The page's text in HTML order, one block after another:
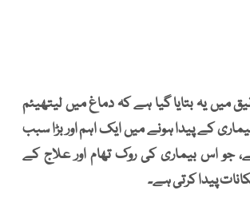
میں یہ بتایا گیا ہے کہ دماغ میں لیتھیئم
کے پیدا ہونے میں ایک اہم اور بڑا سبب
جو اس بیماری کی روک تھام اور علاج کے
پیدا کرتی ہے۔